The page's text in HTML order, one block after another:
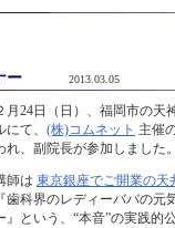
ー 2013.03.05
月24日（日）、福岡市の天
にて、 (株)コムネット 主催
れ、副院長が参加しました
師は 東京銀座でご開業の天
『歯科界のレディーババの元
』という、“本音”の実践的